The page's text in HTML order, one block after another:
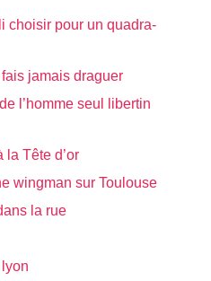
choisir pour un quadra-
jamais draguer
l’homme seul libertin
la Tête d’or
wingman sur Toulouse
la rue